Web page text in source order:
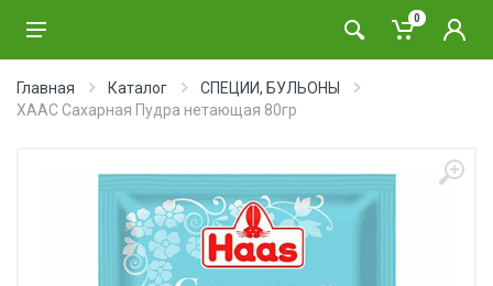
0
Главная Каталог
СПЕЦИИ, БУЛЬОНЫ
ХААС Сахарная Пудра нетающая 80гр